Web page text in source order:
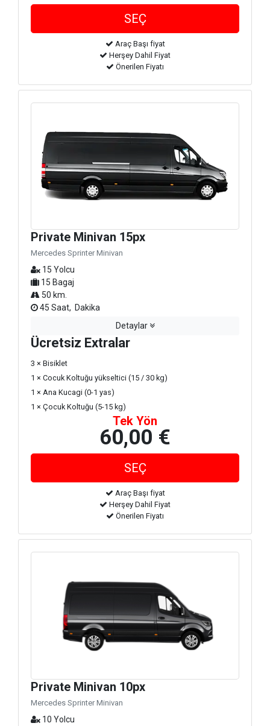
Araç Başı fiyat
Herşey Dahil Fiyat
Önerilen Fiyatı
Private Minivan 15px
Mercedes Sprinter Minivan
15 Yolcu
15 Bagaj
50 km.
45 Saat, Dakika
Detaylar
Ücretsiz Extralar
3 × Bisiklet
1 × Cocuk Koltuğu yükseltici (15 / 30 kg)
1 × Ana Kucagi (0-1 yas)
1 × Çocuk Koltuğu (5-15 kg)
Tek Yön
60,00 €
Araç Başı fiyat
Herşey Dahil Fiyat
Önerilen Fiyatı
Private Minivan 10px
Mercedes Sprinter Minivan
10 Yolcu